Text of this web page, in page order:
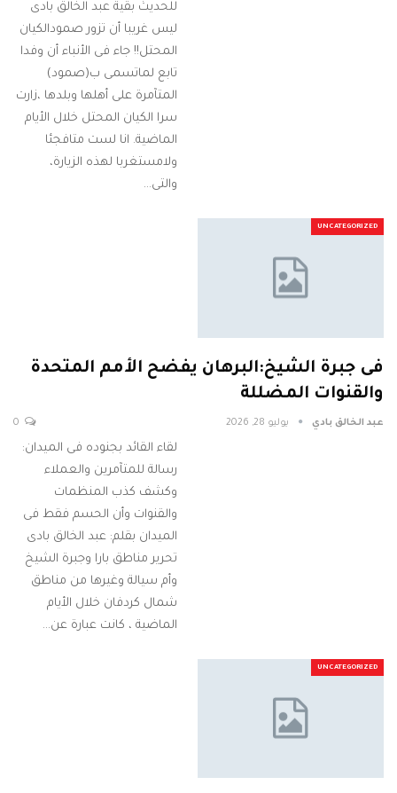
للحديث بقية عبد الخالق بادى
ليس غريبا أن تزور صمودالكيان
المحتل!! جاء فى الأنباء أن وفدا
تابع لماتسمى ب(صمود)
المتآمرة على أهلها وبلدها ،زارت
سرا الكيان المحتل خلال الأيام
الماضية. انا لست متافجئا
ولامستغربا لهذه الزيارة،
والتى…
UNCATEGORIZED
فى جبرة الشيخ:البرهان يفضح الأمم المتحدة
والقنوات المضللة
عبد الخالق بادي يوليو 28, 2026
لقاء القائد بجنوده فى الميدان:
رسالة للمتآمرين والعملاء
وكشف كذب المنظمات
والقنوات وأن الحسم فقط فى
الميدان بقلم: عبد الخالق بادى
تحرير مناطق بارا وجبرة الشيخ
وأم سيالة وغيرها من مناطق
شمال كردفان خلال الأيام
الماضية ، كانت عبارة عن…
UNCATEGORIZED